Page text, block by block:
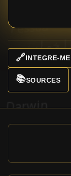
🔗INTEGRE-
📚SOURCES